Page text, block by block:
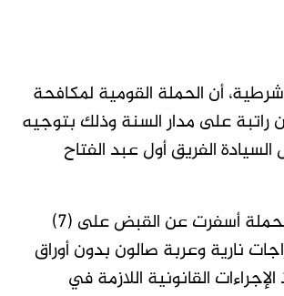
أن الحملة القومية لمكافحة
راتبة على مدار السنة وذلك بتوجيه
الفريق أول عبد الفتاح
وأشارت إلى أن الحملة أسفرت عن القبض على (7)
و(5) دراجات نارية وعربة صالون بدون أوراق
القانونية اللازمة في